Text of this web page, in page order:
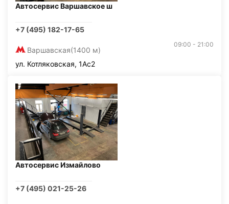
Автосервис Варшавское ш
+7 (495) 182-17-65
Варшавская(1400 м)
09:00 - 21:00
ул. Котляковская, 1Ас2
Автосервис Измайлово
+7 (495) 021-25-26